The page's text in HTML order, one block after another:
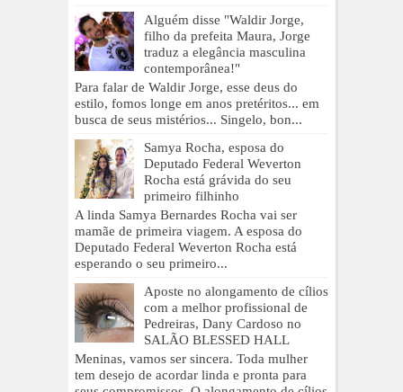
Alguém disse "Waldir Jorge,
filho da prefeita Maura, Jorge
traduz a elegância masculina
contemporânea!"
Para falar de Waldir Jorge, esse deus do
estilo, fomos longe em anos pretéritos... em
busca de seus mistérios... Singelo, bon...
Samya Rocha, esposa do
Deputado Federal Weverton
Rocha está grávida do seu
primeiro filhinho
A linda Samya Bernardes Rocha vai ser
mamãe de primeira viagem. A esposa do
Deputado Federal Weverton Rocha está
esperando o seu primeiro...
Aposte no alongamento de cílios
com a melhor profissional de
Pedreiras, Dany Cardoso no
SALÃO BLESSED HALL
Meninas, vamos ser sincera. Toda mulher
tem desejo de acordar linda e pronta para